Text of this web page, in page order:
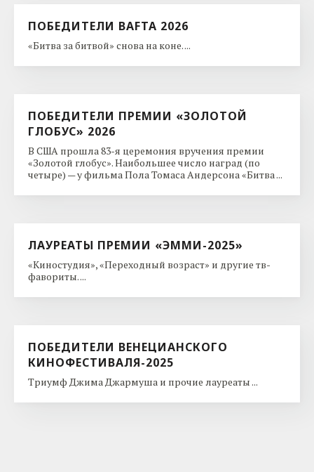
ПОБЕДИТЕЛИ BAFTA 2026
«Битва за битвой» снова на коне. ...
ПОБЕДИТЕЛИ ПРЕМИИ «ЗОЛОТОЙ
ГЛОБУС» 2026
В США прошла 83-я церемония вручения премии
«Золотой глобус». Наибольшее число наград (по
четыре) — у фильма Пола Томаса Андерсона «Битва ...
ЛАУРЕАТЫ ПРЕМИИ «ЭММИ-2025»
«Киностудия», «Переходный возраст» и другие тв-
фавориты. ...
ПОБЕДИТЕЛИ ВЕНЕЦИАНСКОГО
КИНОФЕСТИВАЛЯ-2025
Триумф Джима Джармуша и прочие лауреаты ...